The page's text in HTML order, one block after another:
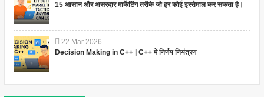
15 आसान और असरदार मार्केटिंग तरीके जो हर कोई इस्तेमाल कर सकता है।
22 Mar 2026
Decision Making in C++ | C++ में निर्णय नियंत्रण